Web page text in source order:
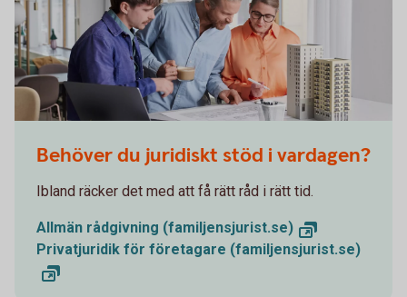
Behöver du juridiskt stöd i vardagen?
Ibland räcker det med att få rätt råd i rätt tid.
Allmän rådgivning (familjensjurist.se)
Privatjuridik för företagare (familjensjurist.se)